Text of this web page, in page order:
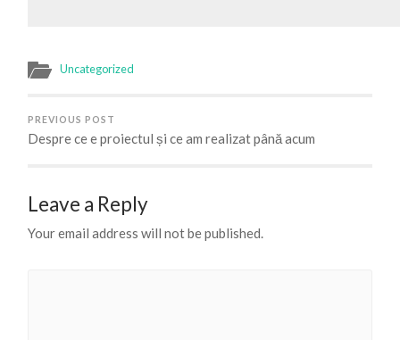
Uncategorized
PREVIOUS POST
Despre ce e proiectul și ce am realizat până acum
Leave a Reply
Your email address will not be published.